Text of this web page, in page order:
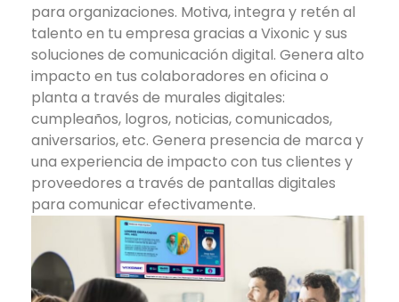
para organizaciones. Motiva, integra y retén al
talento en tu empresa gracias a Vixonic y sus
soluciones de comunicación digital. Genera alto
impacto en tus colaboradores en oficina o
planta a través de murales digitales:
cumpleaños, logros, noticias, comunicados,
aniversarios, etc. Genera presencia de marca y
una experiencia de impacto con tus clientes y
proveedores a través de pantallas digitales
para comunicar efectivamente.